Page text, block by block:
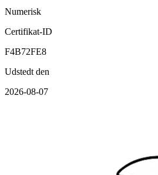
Numerisk
Certifikat-ID
F4B72FE8
Udstedt den
2026-08-07